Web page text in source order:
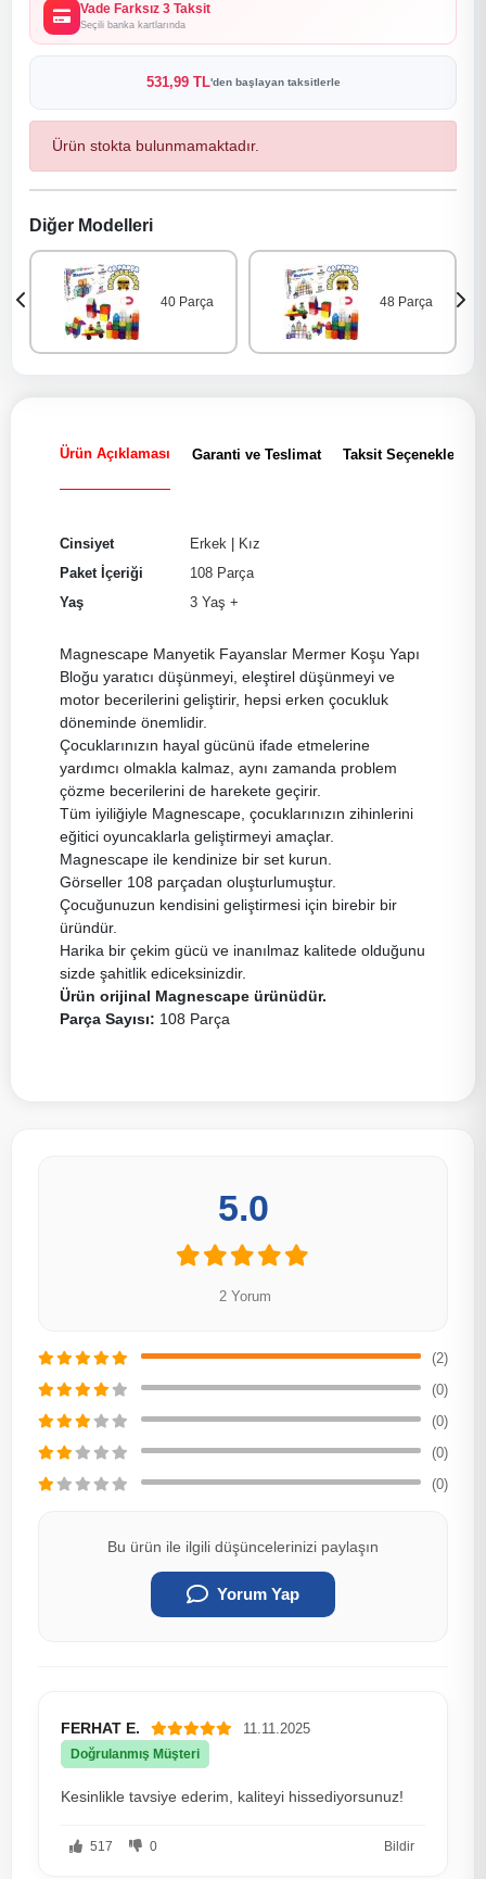
Vade Farksız 3 Taksit
Seçili banka kartlarında
531,99 TL'den başlayan taksitlerle
Ürün stokta bulunmamaktadır.
Diğer Modelleri
40 Parça 48 Parça
Ürün Açıklaması Garanti ve Teslimat Taksit Seçenekleri
Cinsiyet Erkek | Kız
Paket İçeriği
108 Parça
Yaş
3 Yaş +
Magnescape Manyetik Fayanslar Mermer Koşu Yapı
Bloğu yaratıcı düşünmeyi, eleştirel düşünmeyi ve
motor becerilerini geliştirir, hepsi erken çocukluk
döneminde önemlidir.
Çocuklarınızın hayal gücünü ifade etmelerine
yardımcı olmakla kalmaz, aynı zamanda problem
çözme becerilerini de harekete geçirir.
Tüm iyiliğiyle Magnescape, çocuklarınızın zihinlerini
eğitici oyuncaklarla geliştirmeyi amaçlar.
Magnescape ile kendinize bir set kurun.
Görseller 108 parçadan oluşturlumuştur.
Çocuğunuzun kendisini geliştirmesi için birebir bir
üründür.
Harika bir çekim gücü ve inanılmaz kalitede olduğunu
sizde şahitlik ediceksinizdir.
Ürün orijinal Magnescape ürünüdür.
Parça Sayısı: 108 Parça
5.0
2 Yorum
(2)
(0)
(0)
(0)
(0)
Bu ürün ile ilgili düşüncelerinizi paylaşın
Yorum Yap
FERHAT E. 11.11.2025
Doğrulanmış Müşteri
Kesinlikle tavsiye ederim, kaliteyi hissediyorsunuz!
517 0 Bildir